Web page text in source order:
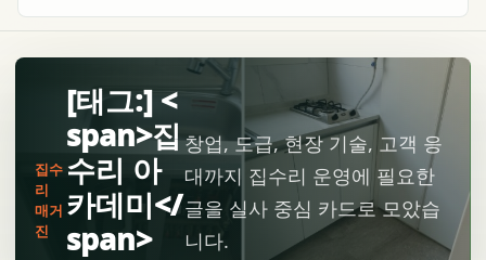
집수
리
매거
진
[태그:] <
span>집
수리 아
카데미</
span>
창업, 도급, 현장 기술, 고객 응
대까지 집수리 운영에 필요한
글을 실사 중심 카드로 모았습
니다.